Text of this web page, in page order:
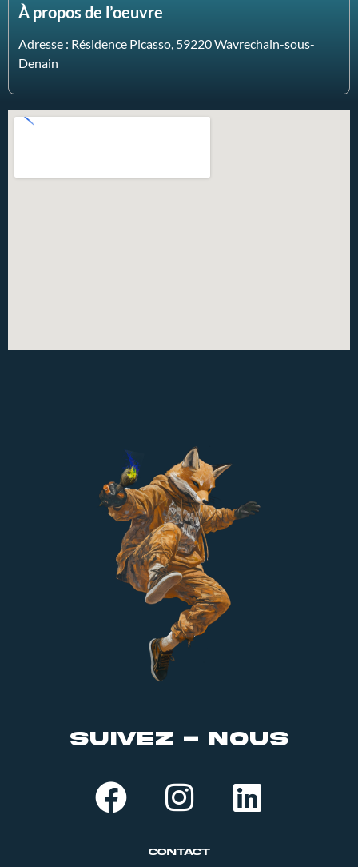
À propos de l’oeuvre
Adresse : Résidence Picasso, 59220 Wavrechain-sous-
Denain
suivez - nous
Contact